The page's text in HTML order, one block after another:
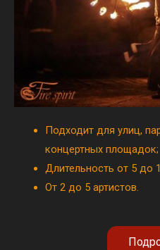
Подходит для улиц,
концертных площадок;
Длительность от 5 до
От 2 до 5 артистов.